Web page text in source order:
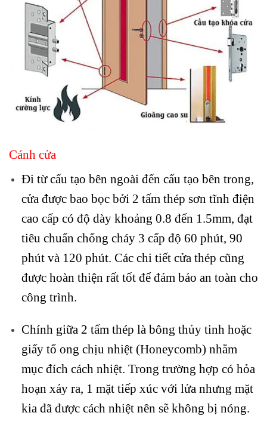
Cánh cửa
Đi từ cấu tạo bên ngoài đến cấu tạo bên trong,
cửa được bao bọc bởi 2 tấm thép sơn tĩnh điện
cao cấp có độ dày khoảng 0.8 đến 1.5mm, đạt
tiêu chuẩn chống cháy 3 cấp độ 60 phút, 90
phút và 120 phút. Các chi tiết cửa thép cũng
được hoàn thiện rất tốt để đảm bảo an toàn cho
công trình.
Chính giữa 2 tấm thép là bông thủy tinh hoặc
giấy tổ ong chịu nhiệt (Honeycomb) nhằm
mục đích cách nhiệt. Trong trường hợp có hỏa
hoạn xảy ra, 1 mặt tiếp xúc với lửa nhưng mặt
kia đã được cách nhiệt nên sẽ không bị nóng.